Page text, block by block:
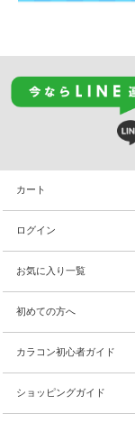
カート
ログイン
お気に入り一覧
初めての方へ
カラコン初心者ガイド
ショッピングガイド